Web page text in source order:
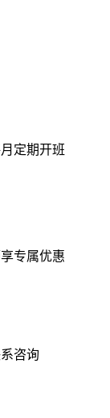
定期开班
专属优惠
咨询